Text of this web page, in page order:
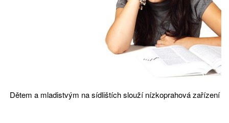
Dětem a mladistvým na sídlištích slouží nízkoprahová zařízení